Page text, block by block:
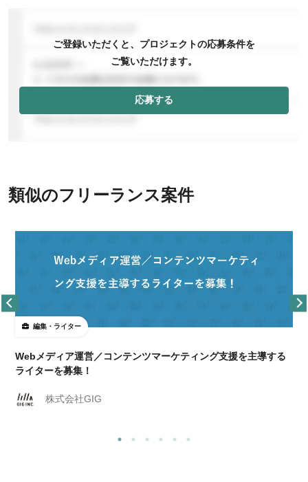
ご登録いただくと、プロジェクトの応募条件を
ご覧いただけます。
応募する
類似のフリーランス案件
編集・ライター
Webメディア運営／コンテンツマーケティング支援を主導する
ライターを募集！
株式会社GIG